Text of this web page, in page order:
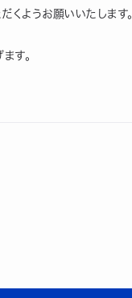
ようお願いいたします。
す。